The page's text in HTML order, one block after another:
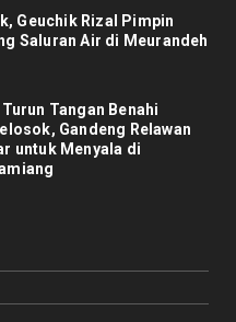
Geuchik Rizal Pimpin
Saluran Air di Meurandeh
Tangan Benahi
Gandeng Relawan
untuk Menyala di